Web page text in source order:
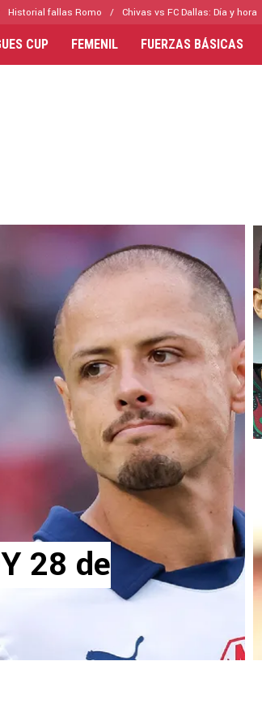
Historial fallas Romo Chivas vs FC Dallas: Día y hora
CUP FEMENIL FUERZAS BÁSICAS
28 de